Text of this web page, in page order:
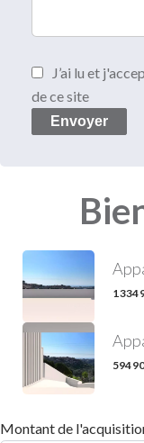
J’ai lu et
de ce site
Envoyer
1 334
594
Montant de